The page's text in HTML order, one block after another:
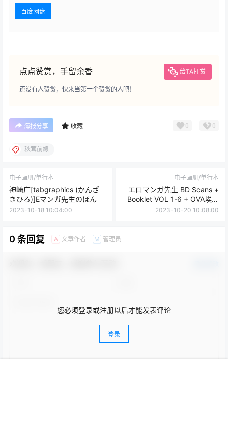
百度网盘
点点赞赏，手留余香 给TA打赏
还没有人赞赏，快来当第一个赞赏的人吧！
海报分享 收藏 0 0
秋茸前線
电子画册/单行本
神崎广[tabgraphics (かんざ
きひろ)]Eマンガ先生のほん
2023-10-18 10:04:00
电子画册/单行本
エロマンガ先生 BD Scans +
Booklet VOL 1-6 + OVA埃罗
芒阿老师BD附带画集
2023-10-20 10:08:00
0 条回复 A 文章作者 M 管理员
您必须登录或注册以后才能发表评论
登录